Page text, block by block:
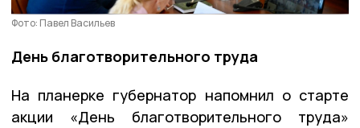
Фото: Павел Васильев
День благотворительного труда
На планерке губернатор напомнил о старте
акции «День благотворительного труда»